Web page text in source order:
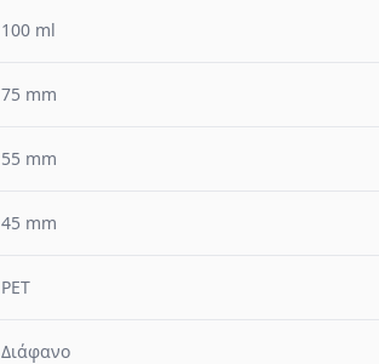
100 ml
75 mm
55 mm
45 mm
PET
Διάφανο